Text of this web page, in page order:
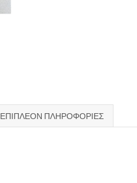
ΕΠΙΠΛΈΟΝ ΠΛΗΡΟΦΟΡΊΕΣ